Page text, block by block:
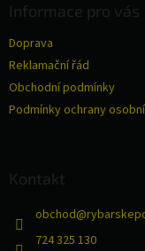
Informace pro vás
Doprava
Reklamační řád
Obchodní podmínky
Podmínky ochrany
Kontakt
obchod@
724 325 130